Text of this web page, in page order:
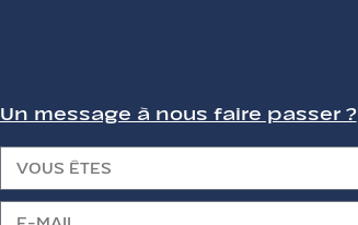
Un message à nous faire passer ?